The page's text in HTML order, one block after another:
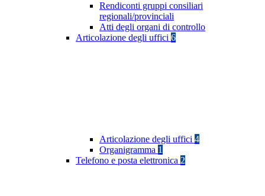
Rendiconti gruppi consiliari
regionali/provinciali
Atti degli organi di controllo
Articolazione degli uffici 6
Articolazione degli uffici 4
Organigramma 1
Telefono e posta elettronica 2